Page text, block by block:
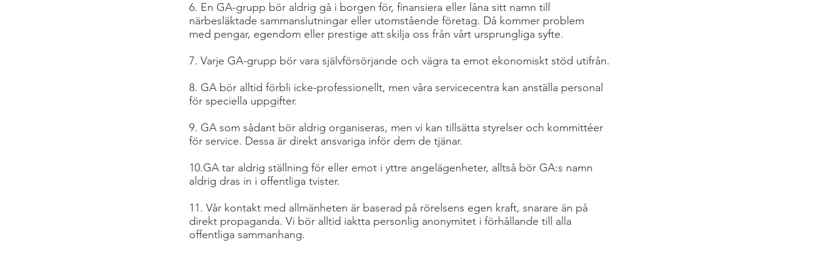
6. En GA-grupp bör aldrig gå i borgen för, finansiera eller låna sitt namn till
närbesläktade sammanslutningar eller utomstående företag. Då kommer problem
med pengar, egendom eller prestige att skilja oss från vårt ursprungliga syfte.
7. Varje GA-grupp bör vara självförsörjande och vägra ta emot ekonomiskt stöd utifrån.
8. GA bör alltid förbli icke-professionellt, men våra servicecentra kan anställa personal
för speciella uppgifter.
9. GA som sådant bör aldrig organiseras, men vi kan tillsätta styrelser och kommittéer
för service. Dessa är direkt ansvariga inför dem de tjänar.
10.GA tar aldrig ställning för eller emot i yttre angelägenheter, alltså bör GA:s namn
aldrig dras in i offentliga tvister.
11. Vår kontakt med allmänheten är baserad på rörelsens egen kraft, snarare än på
direkt propaganda. Vi bör alltid iaktta personlig anonymitet i förhållande till alla
offentliga sammanhang.